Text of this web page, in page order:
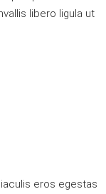
libero ligula ut
eros egestas